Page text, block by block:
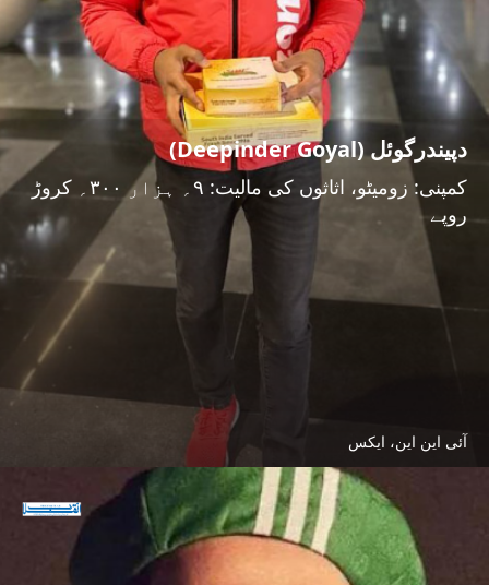
دپیندرگوئل (Deepinder Goyal)
کمپنی: زومیٹو، اثاثوں کی مالیت: ۹؍ ہزار ۳۰۰؍ کروڑ
روپے
آئی این این، ایکس